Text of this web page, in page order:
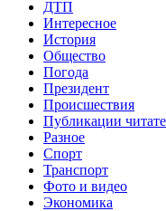
ДТП
Интересное
История
Общество
Погода
Президент
Происшествия
Публикации
Разное
Спорт
Транспорт
Фото и видео
Экономика